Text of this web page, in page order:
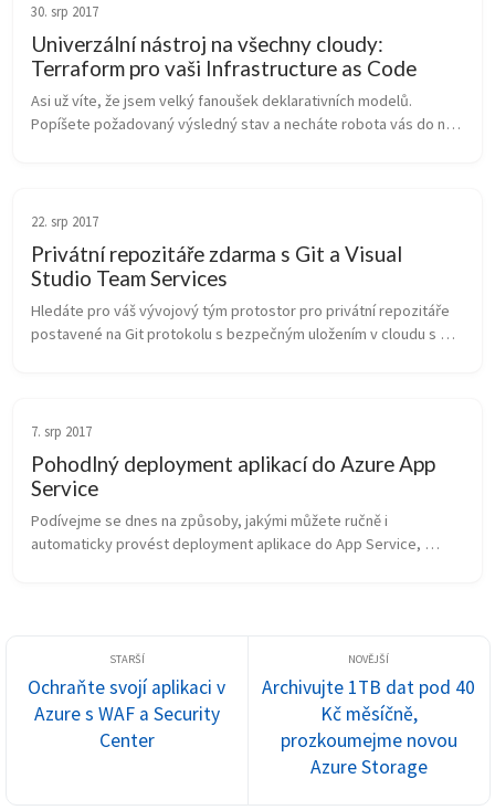
30. srp 2017
Univerzální nástroj na všechny cloudy:
Terraform pro vaši Infrastructure as Code
Asi už víte, že jsem velký fanoušek deklarativních modelů.
Popíšete požadovaný výsledný stav a necháte robota vás do něj
22. srp 2017
Privátní repozitáře zdarma s Git a Visual
Studio Team Services
Hledáte pro váš vývojový tým protostor pro privátní repozitáře
postavené na Git protokolu s bezpečným uložením v cloudu s
7. srp 2017
Pohodlný deployment aplikací do Azure App
Service
Podívejme se dnes na způsoby, jakými můžete ručně i
automaticky provést deployment aplikace do App Service,
Ochraňte svojí aplikaci v
Azure s WAF a Security
Center
Archivujte 1TB dat pod 40
Kč měsíčně,
prozkoumejme novou
Azure Storage